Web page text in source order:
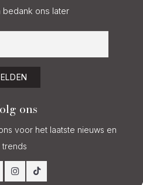
bedank ons later
ons
voor het laatste nieuws en
trends